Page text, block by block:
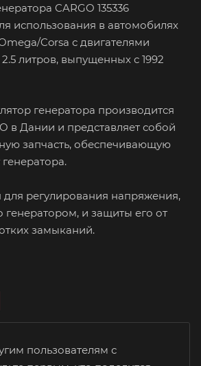
CARGO 135336
использования в автомобилях
Corsa с двигателями
литров, выпущенных с 1992
генератора производится
в Дании и представляет собой
запчасть, обеспечивающую
для регулирования напряжения,
генератором, и защиты его от
замыканий.
пользователям с